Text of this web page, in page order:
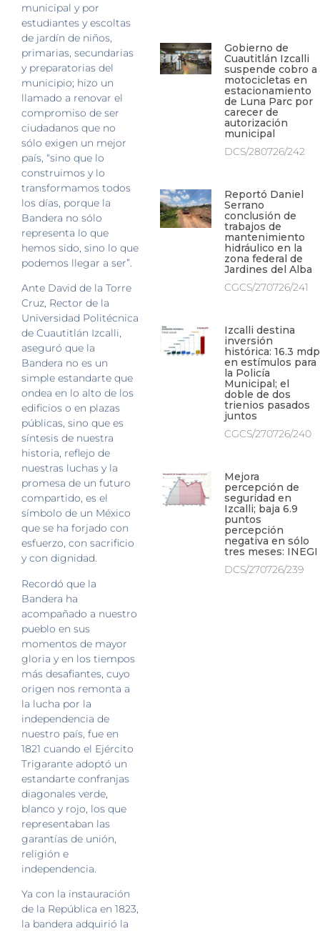
municipal y por
estudiantes y escoltas
de jardín de niños,
primarias, secundarias
y preparatorias del
municipio; hizo un
llamado a renovar el
compromiso de ser
ciudadanos que no
sólo exigen un mejor
país, “sino que lo
construimos y lo
transformamos todos
los días, porque la
Bandera no sólo
representa lo que
hemos sido, sino lo que
podemos llegar a ser”.
Ante David de la Torre
Cruz, Rector de la
Universidad Politécnica
de Cuautitlán Izcalli,
aseguró que la
Bandera no es un
simple estandarte que
ondea en lo alto de los
edificios o en plazas
públicas, sino que es
síntesis de nuestra
historia, reflejo de
nuestras luchas y la
promesa de un futuro
compartido, es el
símbolo de un México
que se ha forjado con
esfuerzo, con sacrificio
y con dignidad.
Recordó que la
Bandera ha
acompañado a nuestro
pueblo en sus
momentos de mayor
gloria y en los tiempos
más desafiantes, cuyo
origen nos remonta a
la lucha por la
independencia de
nuestro país, fue en
1821 cuando el Ejército
Trigarante adoptó un
estandarte confranjas
diagonales verde,
blanco y rojo, los que
representaban las
garantías de unión,
religión e
independencia.
Ya con la instauración
de la República en 1823,
la bandera adquirió la
Gobierno de
Cuautitlán Izcalli
suspende cobro a
motocicletas en
estacionamiento
de Luna Parc por
carecer de
autorización
municipal
DCS/280726/242
Reportó Daniel
Serrano
conclusión de
trabajos de
mantenimiento
hidráulico en la
zona federal de
Jardines del Alba
CGCS/270726/241
Izcalli destina
inversión
histórica: 16.3 mdp
en estímulos para
la Policía
Municipal; el
doble de dos
trienios pasados
juntos
CGCS/270726/240
Mejora
percepción de
seguridad en
Izcalli; baja 6.9
puntos
percepción
negativa en sólo
tres meses: INEGI
DCS/270726/239